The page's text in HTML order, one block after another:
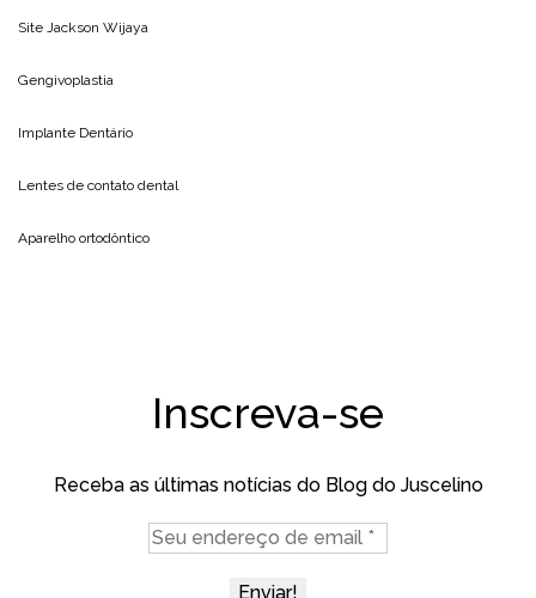
Site Jackson Wijaya
Gengivoplastia
Implante Dentário
Lentes de contato dental
Aparelho ortodôntico
Inscreva-se
Receba as últimas notícias do Blog do Juscelino